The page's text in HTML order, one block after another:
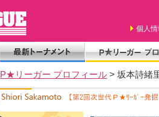
個人
P★リーガー プロフィール > 坂本詩緒